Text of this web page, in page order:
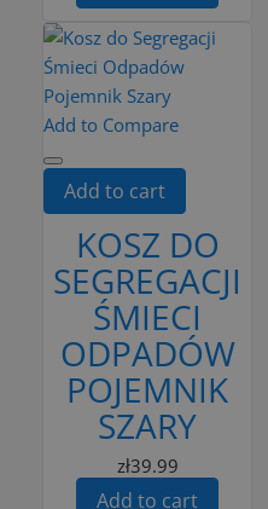
Add to Compare
Add to cart
KOSZ DO
SEGREGACJI
ŚMIECI
ODPADÓW
POJEMNIK
SZARY
zł39.99
Add to cart